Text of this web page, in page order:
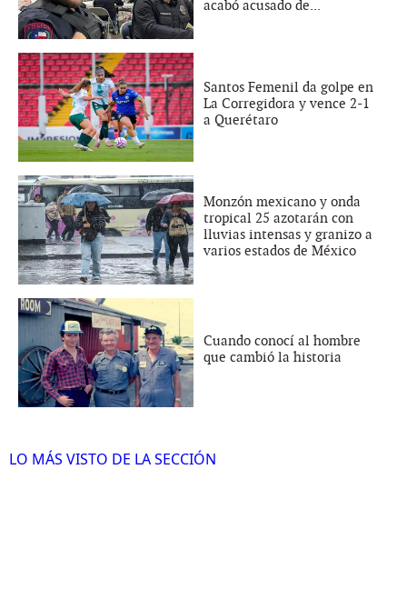
acabó acusado de...
Santos Femenil da golpe en
La Corregidora y vence 2-1
a Querétaro
Monzón mexicano y onda
tropical 25 azotarán con
lluvias intensas y granizo a
varios estados de México
Cuando conocí al hombre
que cambió la historia
LO MÁS VISTO DE LA SECCIÓN